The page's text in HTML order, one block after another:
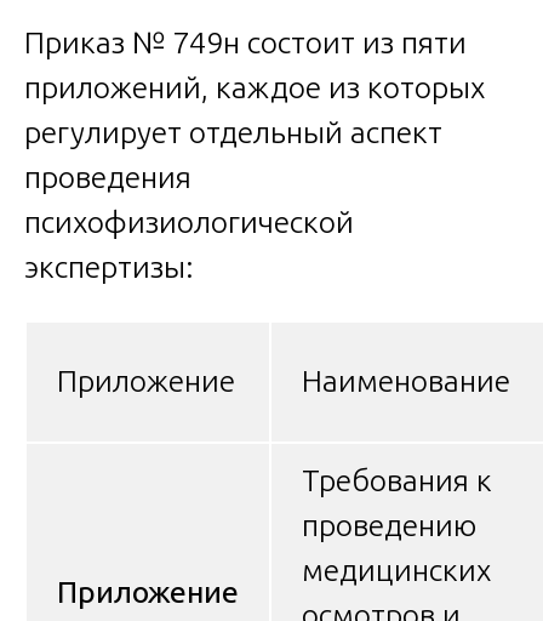
Приказ № 749н состоит из пяти
приложений, каждое из которых
регулирует отдельный аспект
проведения
психофизиологической
экспертизы:
Приложение Наименование
Приложение
Требования к
проведению
медицинских